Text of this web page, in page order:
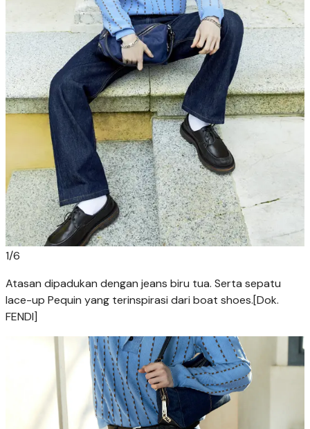
1/6
Atasan dipadukan dengan jeans biru tua. Serta sepatu
lace-up Pequin yang terinspirasi dari boat shoes.[Dok.
FENDI]